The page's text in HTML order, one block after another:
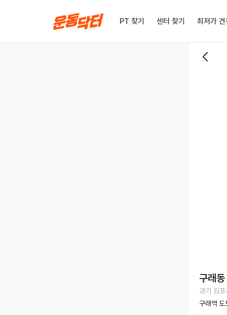
PT 찾기 센터 찾기 최저가
구래
경기 김
구래역 도